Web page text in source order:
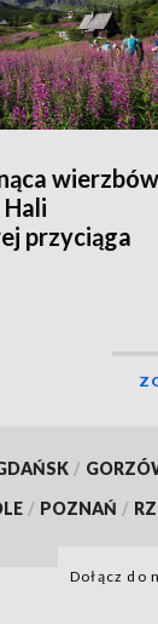
przyciąga
/
/ POZNAŃ /
Dołącz do